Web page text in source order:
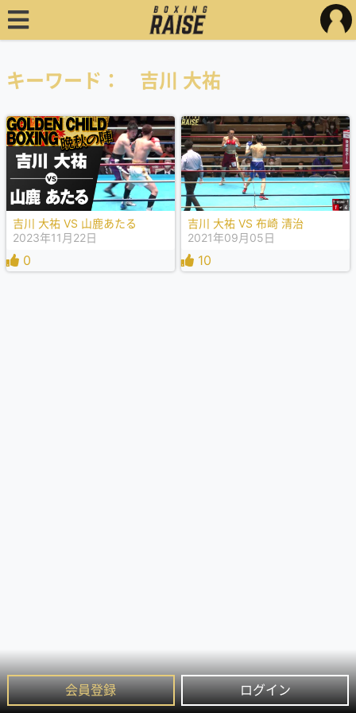
会員登録 ログイン
キーワード： 吉川 大祐
吉川 大祐 VS 山鹿あたる
2023年11月22日
0
吉川 大祐 VS 布崎 清治
2021年09月05日
10